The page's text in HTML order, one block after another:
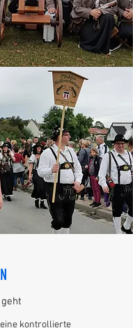
kontrollierte